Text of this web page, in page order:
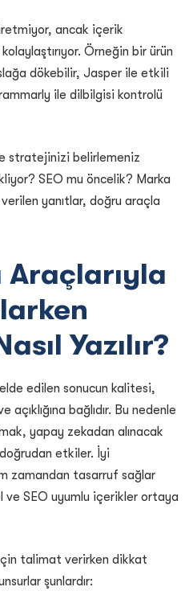
ancak içerik
Örneğin bir ürün
dökebilir, Jasper ile etkili
ile dilbilgisi kontrolü
stratejinizi belirlemeniz
SEO mu öncelik? Marka
verilen yanıtlar, doğru araçla
Araçlarıyla
Yazılır?
edilen sonucun kalitesi,
bağlıdır. Bu nedenle
yapay zekadan alınacak
doğrudan etkiler. İyi
zamandan tasarruf sağlar
ve SEO uyumlu içerikler ortaya
talimat verirken dikkat
şunlardır: